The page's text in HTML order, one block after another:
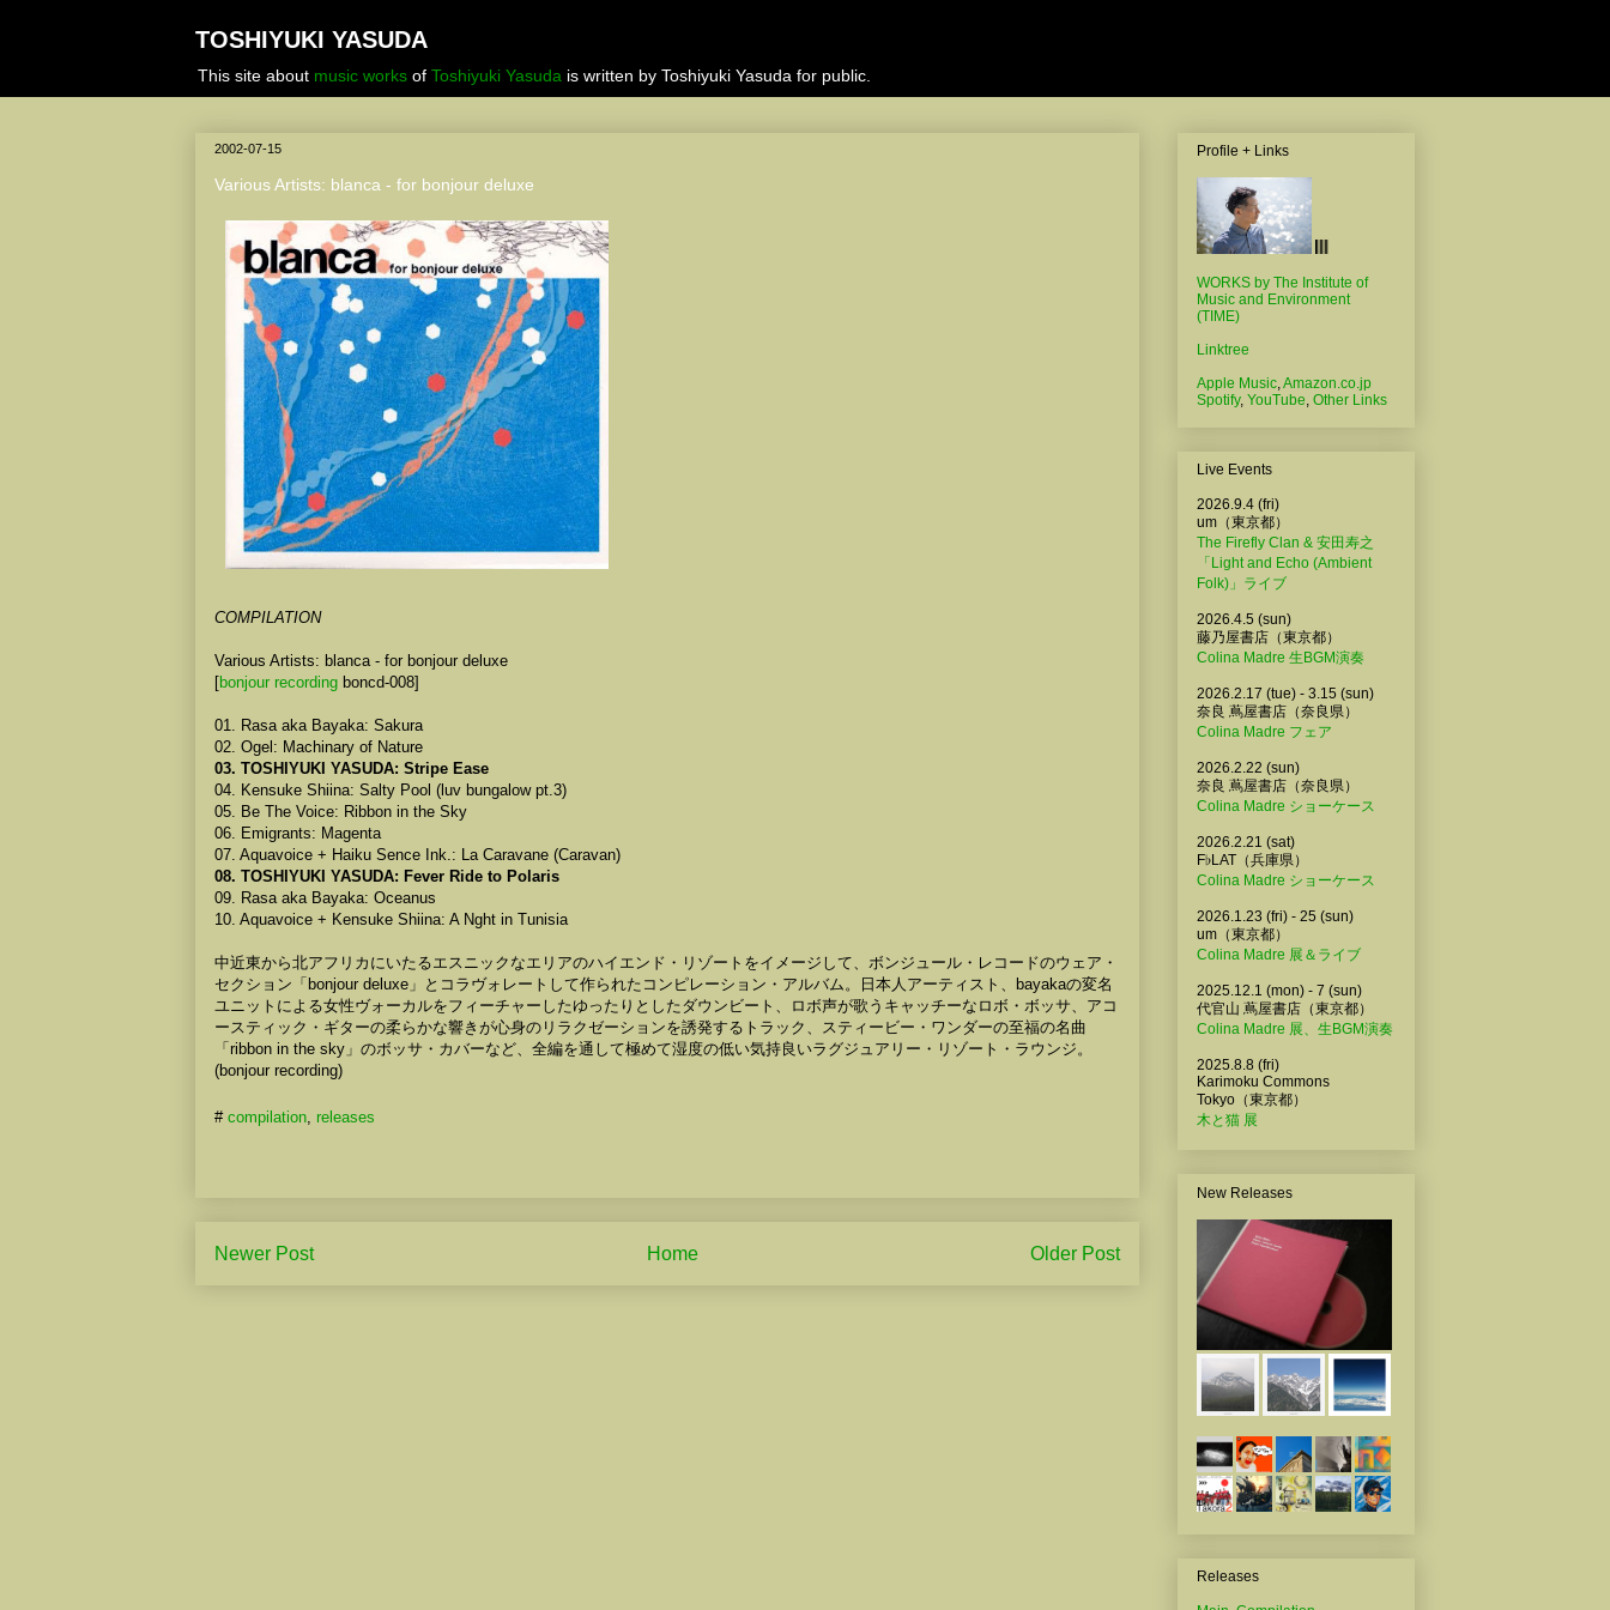
TOSHIYUKI YASUDA
This site about music works of Toshiyuki Yasuda is written by Toshiyuki Yasuda for public.
2002-07-15
Various Artists: blanca - for bonjour deluxe
COMPILATION
Various Artists: blanca - for bonjour deluxe
[bonjour recording boncd-008]
01. Rasa aka Bayaka: Sakura
02. Ogel: Machinary of Nature
03. TOSHIYUKI YASUDA: Stripe Ease
04. Kensuke Shiina: Salty Pool (luv bungalow pt.3)
05. Be The Voice: Ribbon in the Sky
06. Emigrants: Magenta
07. Aquavoice + Haiku Sence Ink.: La Caravane (Caravan)
08. TOSHIYUKI YASUDA: Fever Ride to Polaris
09. Rasa aka Bayaka: Oceanus
10. Aquavoice + Kensuke Shiina: A Nght in Tunisia
中近東から北アフリカにいたるエスニックなエリアのハイエンド・リゾートをイメージして、ボンジュール・レコードのウェア・
セクション「bonjour deluxe」とコラヴォレートして作られたコンピレーション・アルバム。日本人アーティスト、bayakaの変名
ユニットによる女性ヴォーカルをフィーチャーしたゆったりとしたダウンビート、ロボ声が歌うキャッチーなロボ・ボッサ、アコ
ースティック・ギターの柔らかな響きが心身のリラクゼーションを誘発するトラック、スティービー・ワンダーの至福の名曲
「ribbon in the sky」のボッサ・カバーなど、全編を通して極めて湿度の低い気持良いラグジュアリー・リゾート・ラウンジ。
(bonjour recording)
# compilation releases
Newer Post Older Post
Home
Profile + Links
WORKS by The Institute of
Music and Environment
(TIME)
Linktree
Apple Music,Amazon.co.jp
Spotify, YouTube, Other Links
Live Events
2026.9.4 (fri)
um（東京都）
The Firefly Clan & 安田寿之
「Light and Echo (Ambient
Folk)」ライブ
2026.4.5 (sun)
藤乃屋書店（東京都）
Colina Madre 生BGM演奏
2026.2.17 (tue) - 3.15 (sun)
奈良 蔦屋書店（奈良県）
Colina Madre フェア
2026.2.22 (sun)
奈良 蔦屋書店（奈良県）
Colina Madre ショーケース
2026.2.21 (sat)
F♭LAT（兵庫県）
Colina Madre ショーケース
2026.1.23 (fri) - 25 (sun)
um（東京都）
Colina Madre 展＆ライブ
2025.12.1 (mon) - 7 (sun)
代官山 蔦屋書店（東京都）
Colina Madre 展、生BGM演奏
2025.8.8 (fri)
Karimoku Commons
Tokyo（東京都）
木と猫 展
New Releases
Releases